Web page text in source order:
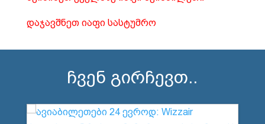
დაჯავშნეთ იაფი სასტუმრო
ჩვენ გირჩევთ..